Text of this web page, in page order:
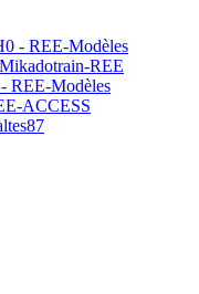
- REE-Modèles
REE
REE-Modèles
ACCESS